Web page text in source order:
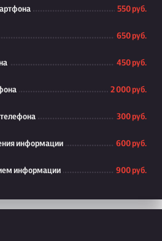
550 руб.
650 руб.
450 руб.
2 000 руб.
300 руб.
информации 600 руб.
информации 900 руб.